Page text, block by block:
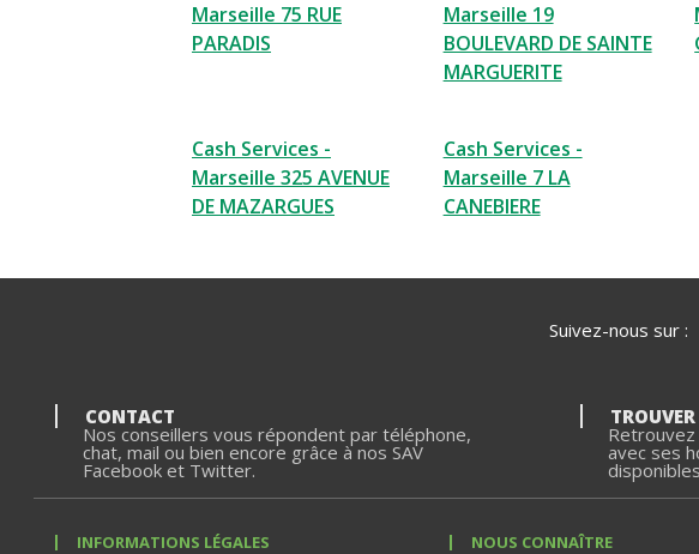
Marseille 75 RUE
PARADIS
Marseille 19
BOULEVARD DE SAINTE
MARGUERITE
Cash Services -
Marseille 325 AVENUE
DE MAZARGUES
Cash Services -
Marseille 7 LA
CANEBIERE
Suivez-nous sur :
CONTACT
Nos conseillers vous répondent par téléphone,
chat, mail ou bien encore grâce à nos SAV
Facebook et Twitter.
Retrouvez
avec ses
INFORMATIONS LÉGALES NOUS CONNAÎTRE